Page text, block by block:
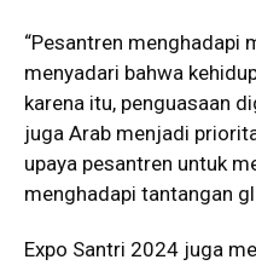
“Pesantren menghadapi
menyadari bahwa
karena itu, penguasaan
juga Arab menjadi
upaya pesantren untuk
menghadapi tantangan
Expo Santri 2024 juga